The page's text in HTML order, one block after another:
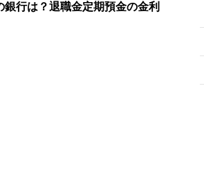
銀行は？退職金定期預金の金利